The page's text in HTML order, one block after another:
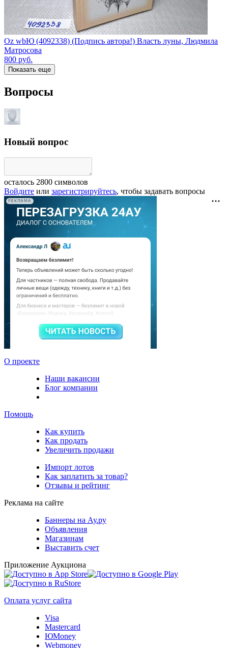
Oz wbЮ (4092338) (Подпись автора!) Власть луны, Людмила
Матросова
800 руб.
Показать еще
Вопросы
Новый вопрос
осталось 2800 символов
Войдите или зарегистрируйтесь, чтобы задавать вопросы
РЕКЛАМА
О проекте
Наши вакансии
Блог компании
Помощь
Как купить
Как продать
Увеличить продажи
Импорт лотов
Как заплатить за товар?
Отзывы и рейтинг
Реклама на сайте
Баннеры на Ау.ру
Объявления
Магазинам
Выставить счет
Приложение Аукциона
Оплата услуг сайта
Visa
Mastercard
ЮMoney
Webmoney